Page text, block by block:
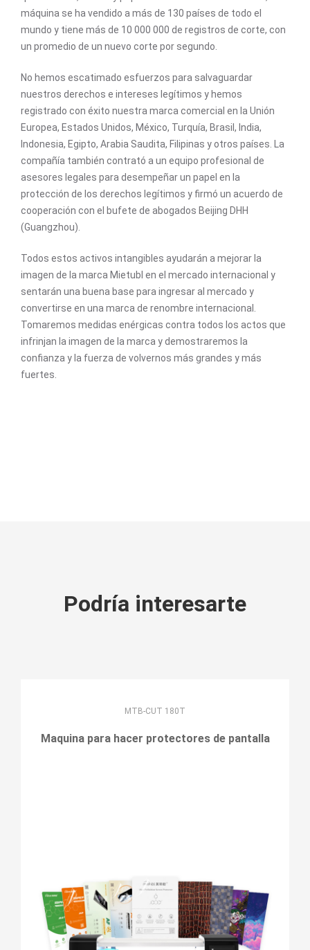
máquina se ha vendido a más de 130 países de todo el
mundo y tiene más de 10 000 000 de registros de corte, con
un promedio de un nuevo corte por segundo.
No hemos escatimado esfuerzos para salvaguardar
nuestros derechos e intereses legítimos y hemos
registrado con éxito nuestra marca comercial en la Unión
Europea, Estados Unidos, México, Turquía, Brasil, India,
Indonesia, Egipto, Arabia Saudita, Filipinas y otros países. La
compañía también contrató a un equipo profesional de
asesores legales para desempeñar un papel en la
protección de los derechos legítimos y firmó un acuerdo de
cooperación con el bufete de abogados Beijing DHH
(Guangzhou).
Todos estos activos intangibles ayudarán a mejorar la
imagen de la marca Mietubl en el mercado internacional y
sentarán una buena base para ingresar al mercado y
convertirse en una marca de renombre internacional.
Tomaremos medidas enérgicas contra todos los actos que
infrinjan la imagen de la marca y demostraremos la
confianza y la fuerza de volvernos más grandes y más
fuertes.
Podría interesarte
MTB-CUT 180T
Maquina para hacer protectores de pantalla